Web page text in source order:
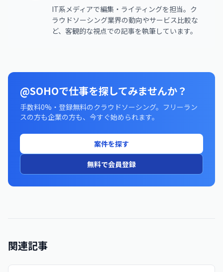
IT系メディアで編集・ライティングを担当。ク
ラウドソーシング業界の動向やサービス比較な
ど、客観的な視点での記事を執筆しています。
@SOHOで仕事を探してみませんか？
手数料0%・登録無料のクラウドソーシング。フリーラン
スの方も企業の方も、今すぐ始められます。
案件を探す
無料で会員登録
関連記事